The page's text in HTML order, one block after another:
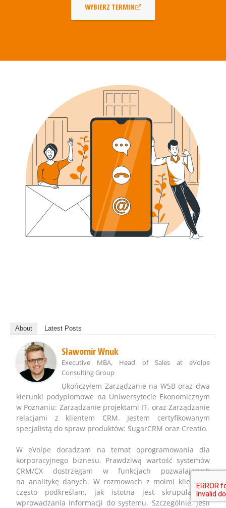
WYBIERZ TERMIN
About Latest Posts
Sławomir Wnuk
Executive MBA, Head of SalesateVolpe
Consulting Group
Ukończyłem Zarządzanie na WSB oraz dwa
kierunki podyplomowe na Uniwersytecie Ekonomicznym
w Poznaniu: Zarządzanie projektami IT, oraz Zarządzanie
relacjami z klientem CRM. Jestem certyfikowanym
specjalistą do spraw produktów: SugarCRM oraz Creatio.
W eVolpe doradzam na temat oprogramowania dla
korporacyjnego biznesu. Prawdziwą wartość systemów
CRM/CX dostrzegam w funkcjach pozwalających
na analitykę danych. W rozmowach z moimi klientami
często podkreślam, jak istotna jest skrupulatność
wprowadzania informacji do systemu. Szczególnie, jeśli